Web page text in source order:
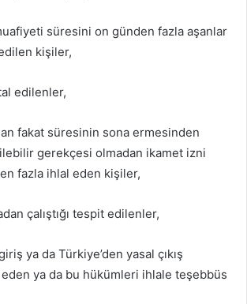
süresini on günden fazla aşanlar
kişiler,
edilenler,
fakat süresinin sona ermesinden
gerekçesi olmadan ikamet izni
fazla ihlal eden kişiler,
çalıştığı tespit edilenler,
ya da Türkiye’den yasal çıkış
ya da bu hükümleri ihlale teşebbüs